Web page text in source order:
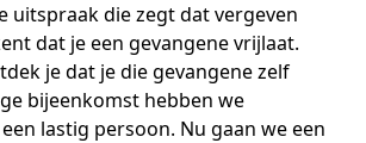
uitspraak die zegt dat vergeven
dat je een gevangene vrijlaat.
je dat je die gevangene zelf
bijeenkomst hebben we
lastig persoon. Nu gaan we een